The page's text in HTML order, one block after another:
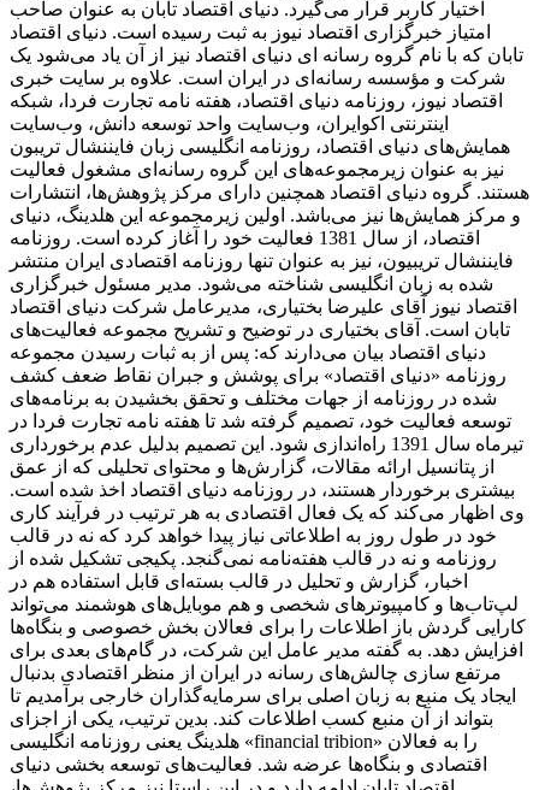
اختیار کاربر قرار می‌گیرد. دنیای اقتصاد تابان به عنوان صاحب
امتیاز خبرگزاری اقتصاد نیوز به ثبت رسیده است. دنیای اقتصاد
تابان که با نام گروه رسانه ای دنیای اقتصاد نیز از آن یاد می‌شود یک
شرکت و مؤسسه رسانه‌ای در ایران است. علاوه بر سایت خبری
اقتصاد نیوز، روزنامه دنیای اقتصاد، هفته ‌نامه تجارت فردا، شبکه
اینترنتی اکوایران، وب‌سایت واحد توسعه دانش، وب‌سایت
همایش‌های دنیای اقتصاد، روزنامه انگلیسی ‌زبان فایننشال تریبون
نیز به عنوان زیرمجموعه‌های این گروه رسانه‌ای مشغول فعالیت
هستند. گروه دنیای اقتصاد همچنین دارای مرکز پژوهش‌ها، انتشارات
و مرکز همایش‌ها نیز می‌باشد. اولین زیرمجموعه این هلدینگ، دنیای
اقتصاد، از سال 1381 فعالیت خود را آغاز کرده است. روزنامه
فایننشال تریبیون، نیز به عنوان تنها روزنامه اقتصادی ایران منتشر
شده به زبان انگلیسی شناخته می‌شود. مدیر مسئول خبرگزاری
اقتصاد نیوز آقای علیرضا بختیاری، مدیرعامل شرکت دنیای اقتصاد
تابان است. آقای بختیاری در توضیح و تشریح مجموعه فعالیت‌های
دنیای اقتصاد بیان می‌دارند که: پس از به ثبات رسیدن مجموعه
روزنامه «دنیای اقتصاد» برای پوشش و جبران نقاط ضعف کشف
شده در روزنامه از جهات مختلف و تحقق بخشیدن به برنامه‌های
توسعه فعالیت خود، تصمیم گرفته شد تا هفته نامه تجارت فردا در
تیرماه سال 1391 راه‌اندازی شود. این تصمیم بدلیل عدم برخورداری
از پتانسیل ارائه مقالات، گزارش‌ها و محتوای تحلیلی که از عمق
بیشتری برخوردار هستند، در روزنامه دنیای اقتصاد اخذ شده است.
وی اظهار می‌کند که یک فعال اقتصادی به هر ترتیب در فرآیند کاری
خود در طول روز به اطلاعاتی نیاز پیدا خواهد کرد که نه در قالب
روزنامه و نه در قالب هفته‌نامه نمی‌گنجد. پکیجی تشکیل شده از
اخبار، گزارش و تحلیل در قالب بسته‌ای قابل استفاده هم در
لپ‌تاب‌ها و کامپیوترهای شخصی و هم موبایل‌های هوشمند می‌تواند
کارایی گردش باز اطلاعات را برای فعالان بخش خصوصی و بنگاه‌ها
افزایش دهد. به گفته مدیر عامل این شرکت، در گام‌های بعدی برای
مرتفع سازی چالش‌های رسانه در ایران از منظر اقتصادی بدنبال
ایجاد یک منبع به زبان اصلی برای سرمایه‌گذاران خارجی برآمدیم تا
بتواند از آن منبع کسب اطلاعات کند. بدین ترتیب، یکی از اجزای
هلدینگ یعنی روزنامه انگلیسی «financial tribion» را به فعالان
اقتصادی و بنگاه‌ها عرضه شد. فعالیت‌های توسعه بخشی دنیای